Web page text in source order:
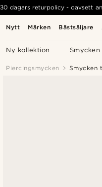
Nytt Märken Bästsäljare
Ny kollektion
30 dagars returpolicy - oavsett
Piercingsmycken Smycken